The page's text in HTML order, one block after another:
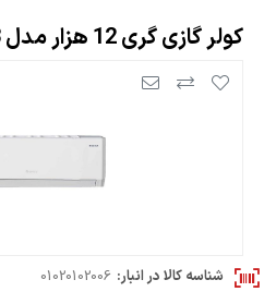
کولر گازی گری 12 هزار مدل Q4 MATIC-P12C3
شناسه کالا در انبار: 01020102006